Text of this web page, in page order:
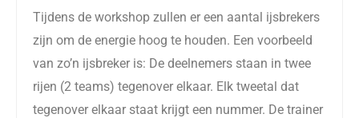
Tijdens de workshop zullen er een aantal ijsbrekers
zijn om de energie hoog te houden. Een voorbeeld
van zo’n ijsbreker is: De deelnemers staan in twee
rijen (2 teams) tegenover elkaar. Elk tweetal dat
tegenover elkaar staat krijgt een nummer. De trainer